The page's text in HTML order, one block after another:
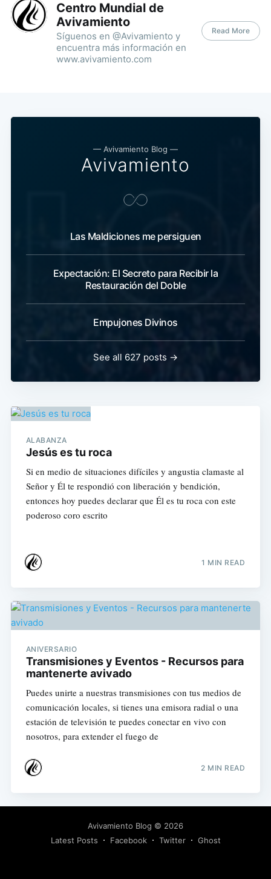
Centro Mundial de
Avivamiento
Síguenos en @Avivamiento y
encuentra más información en
www.avivamiento.com
Read More
— Avivamiento Blog —
Avivamiento
Las Maldiciones me persiguen
Expectación: El Secreto para Recibir la
Restauración del Doble
Empujones Divinos
See all 627 posts →
ALABANZA
Jesús es tu roca
Si en medio de situaciones difíciles y angustia clamaste al
Señor y Él te respondió con liberación y bendición,
entonces hoy puedes declarar que Él es tu roca con este
poderoso coro escrito
1 MIN READ
ANIVERSARIO
Transmisiones y Eventos - Recursos para
mantenerte avivado
Puedes unirte a nuestras transmisiones con tus medios de
comunicación locales, si tienes una emisora radial o una
estación de televisión te puedes conectar en vivo con
nosotros, para extender el fuego de
2 MIN READ
Avivamiento Blog © 2026
Latest Posts
Facebook Twitter Ghost